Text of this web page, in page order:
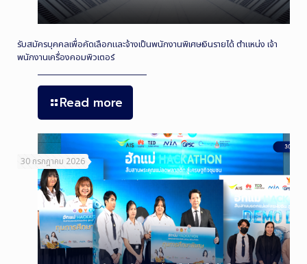
รับสมัครบุคคลเพื่อคัดเลือกและจ้างเป็นพนักงานพิเศษเงินรายได้ ตำแหน่ง เจ้า
พนักงานเครื่องคอมพิวเตอร์
Read more
30 กรกฎาคม 2026